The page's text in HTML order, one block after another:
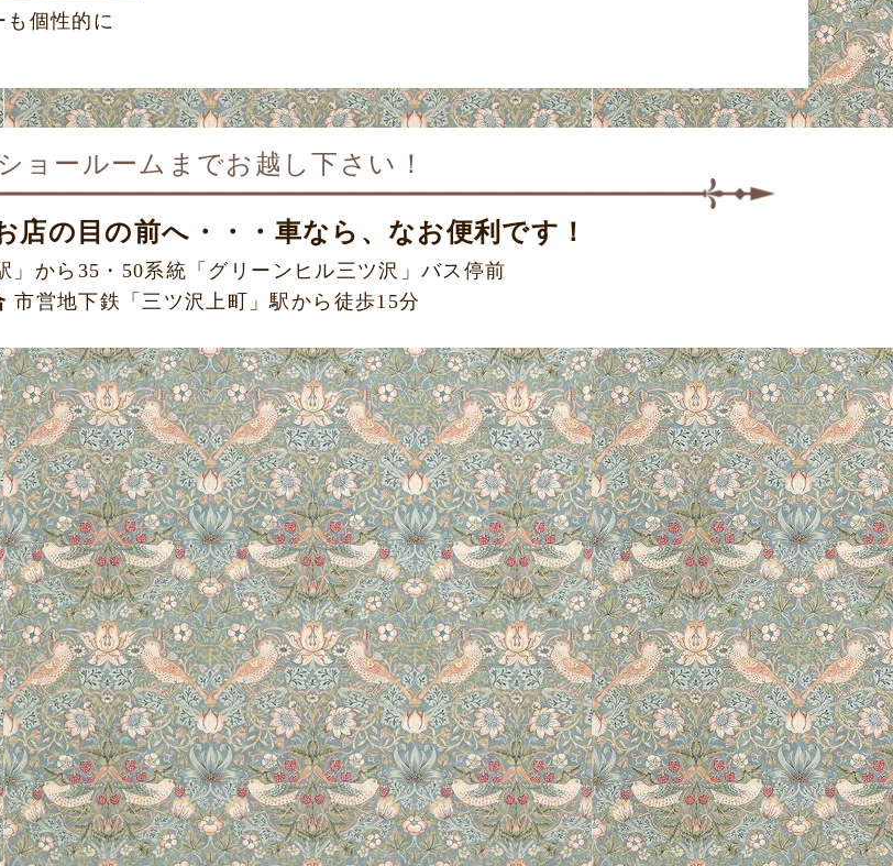
も個性的に
ョールームまでお越し下さい！
店の目の前へ・・・車なら、なお便利です！
」から35・50系統 「グリーンヒル三ツ沢」バス停前
市営地下鉄「三ツ沢上町」駅から 徒歩15分